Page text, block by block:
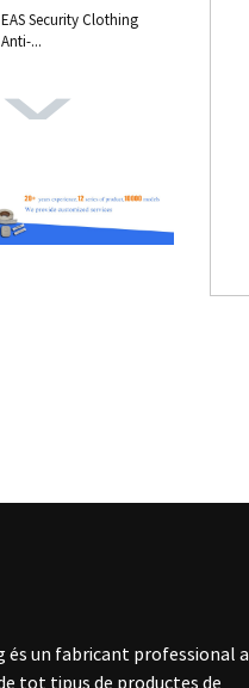
EAS Security Clothing
Anti-...
és un fabricant professional a
tot tipus de productes de